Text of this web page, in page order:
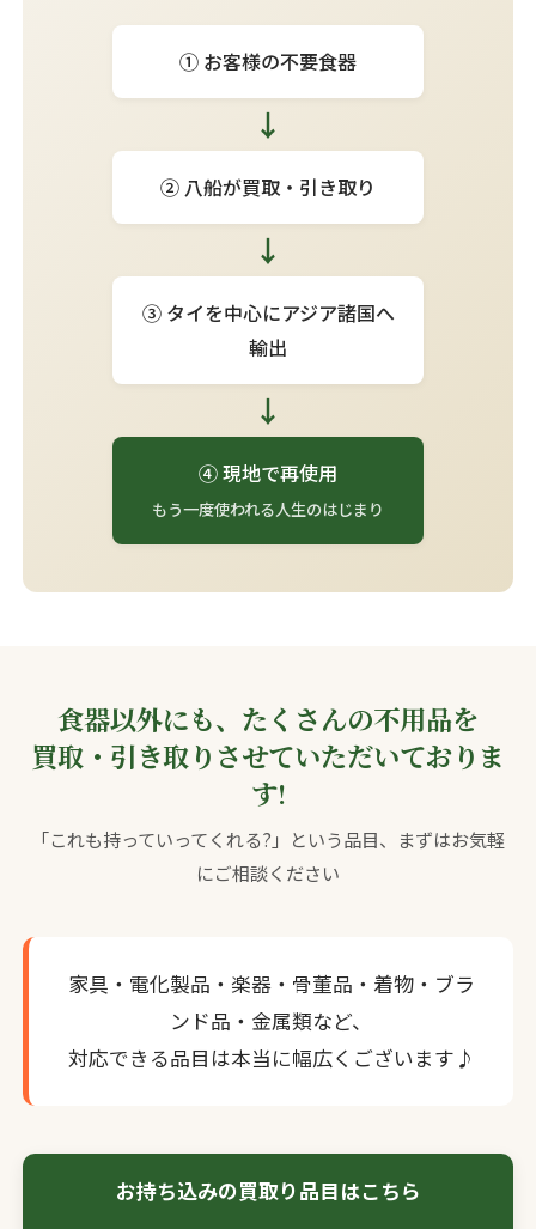
① お客様の不要食器
↓
② 八船が買取・引き取り
↓
③ タイを中心にアジア諸国へ
輸出
↓
④ 現地で再使用
もう一度使われる人生のはじまり
食器以外にも、たくさんの不用品を
買取・引き取りさせていただいておりま
す!
「これも持っていってくれる?」という品目、まずはお気軽
にご相談ください
家具・電化製品・楽器・骨董品・着物・ブラ
ンド品・金属類など、
対応できる品目は本当に幅広くございます♪
お持ち込みの買取り品目はこちら